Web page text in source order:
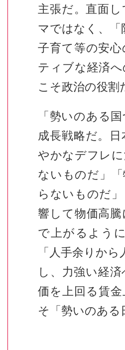
主張だ。直面
マではなく、「
子育て等の安
ティブな経済
こそ政治の役割
「勢いのある
成長戦略だ。
やかなデフレ
ないものだ」
らないものだ
響して物価高
で上がるよう
「人手余りか
し、力強い経
価を上回る賃
そ「勢いのある